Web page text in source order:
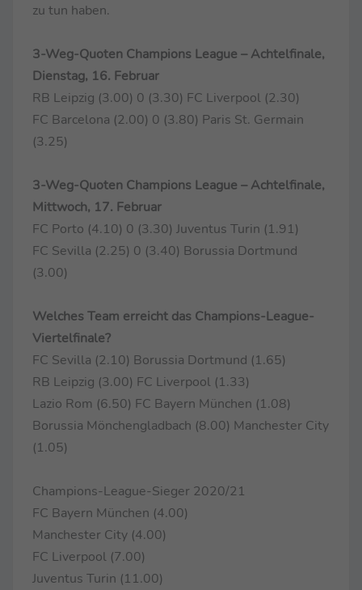
zu tun haben.
3-Weg-Quoten Champions League – Achtelfinale,
Dienstag, 16. Februar
RB Leipzig (3.00) 0 (3.30) FC Liverpool (2.30)
FC Barcelona (2.00) 0 (3.80) Paris St. Germain
(3.25)
3-Weg-Quoten Champions League – Achtelfinale,
Mittwoch, 17. Februar
FC Porto (4.10) 0 (3.30) Juventus Turin (1.91)
FC Sevilla (2.25) 0 (3.40) Borussia Dortmund
(3.00)
Welches Team erreicht das Champions-League-
Viertelfinale?
FC Sevilla (2.10) Borussia Dortmund (1.65)
RB Leipzig (3.00) FC Liverpool (1.33)
Lazio Rom (6.50) FC Bayern München (1.08)
Borussia Mönchengladbach (8.00) Manchester City
(1.05)
Champions-League-Sieger 2020/21
FC Bayern München (4.00)
Manchester City (4.00)
FC Liverpool (7.00)
Juventus Turin (11.00)